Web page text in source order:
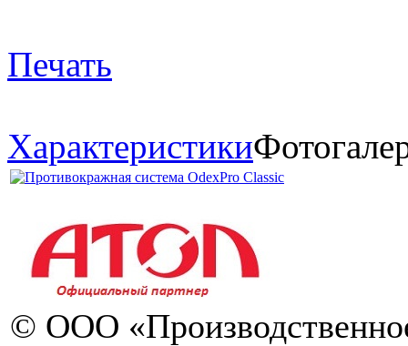
Печать
Характеристики
© ООО